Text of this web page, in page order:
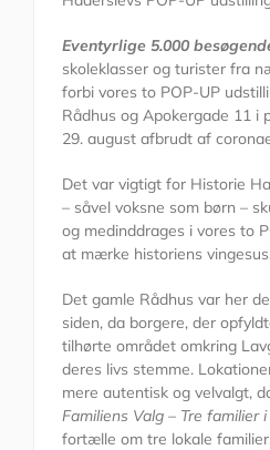
Eventyrlige 5.000
skoleklasser og turister fra
forbi vores to POP-UP
Rådhus og Apokergade 11 i
29. august afbrudt af
Det var vigtigt for Historie
– såvel voksne som børn –
og medinddrages i vores to
at mærke historiens
Det gamle Rådhus var her
siden, da borgere, der
tilhørte området omkring
deres livs stemme.
mere autentisk og velvalgt,
Familiens Valg – Tre familier
fortælle om tre lokale